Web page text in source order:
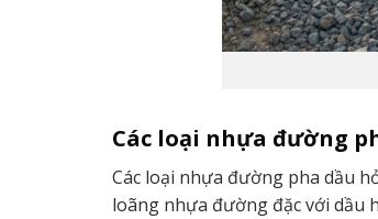
Các loại nhựa đường
Các loại nhựa đường pha dầu
loãng nhựa đường đặc với dầu